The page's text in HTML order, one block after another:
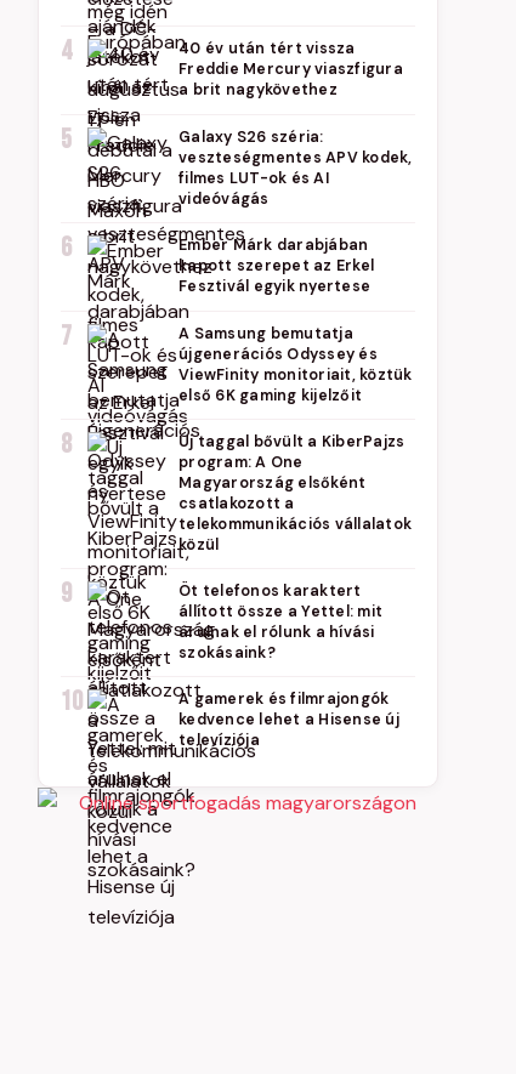
4
40 év után tért vissza
Freddie Mercury viaszfigura
a brit nagykövethez
5
Galaxy S26 széria:
veszteségmentes APV kodek,
filmes LUT-ok és AI
videóvágás
6
Ember Márk darabjában
kapott szerepet az Erkel
Fesztivál egyik nyertese
7
A Samsung bemutatja
újgenerációs Odyssey és
ViewFinity monitoriait, köztük
első 6K gaming kijelzőit
8
Új taggal bővült a KiberPajzs
program: A One
Magyarország elsőként
csatlakozott a
telekommunikációs vállalatok
közül
9
Öt telefonos karaktert
állított össze a Yettel: mit
árulnak el rólunk a hívási
szokásaink?
10
A gamerek és filmrajongók
kedvence lehet a Hisense új
televíziója